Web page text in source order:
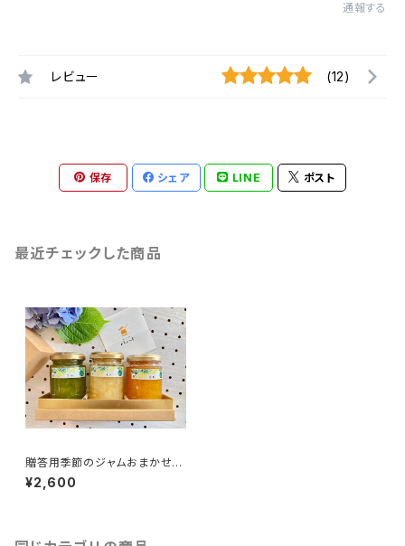
通報する
レビュー (12)
保存 シェア LINE ポスト
最近チェックした商品
贈答用季節のジャムおまかせ3
本セット（化粧箱入り）
¥2,600